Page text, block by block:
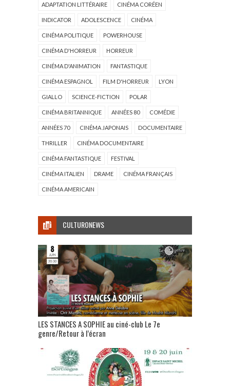
ADAPTATION LITTÉRAIRE CINÉMA CORÉEN
INDICATOR ADOLESCENCE CINÉMA
CINÉMA POLITIQUE POWERHOUSE
CINÉMA D'HORREUR HORREUR
CINÉMA D'ANIMATION FANTASTIQUE
CINÉMA ESPAGNOL FILM D'HORREUR LYON
GIALLO SCIENCE-FICTION POLAR
CINÉMA BRITANNIQUE ANNÉES 80 COMÉDIE
ANNÉES 70 CINÉMA JAPONAIS DOCUMENTAIRE
THRILLER CINÉMA DOCUMENTAIRE
CINÉMA FANTASTIQUE FESTIVAL
CINÉMA ITALIEN DRAME CINÉMA FRANÇAIS
CINÉMA AMERICAIN
CULTURONEWS
LES STANCES A SOPHIE au ciné-club Le 7e
genre/Retour à l’écran